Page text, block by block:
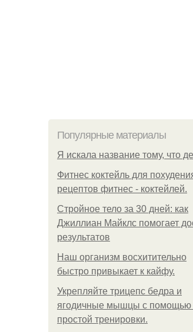
Популярные материалы
Я искала название тому, что
Фитнес коктейль для
рецептов фитнес - коктейлей.
Стройное тело за 30 дней: как
Джиллиан Майклс помогает
результатов
Наш организм восхитительно
быстро привыкает к кайфу.
Укрепляйте трицепс бедра и
ягодичные мышцы с помощью
простой тренировки.